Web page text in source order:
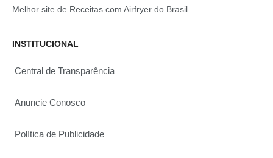
Melhor site de Receitas com Airfryer do Brasil
INSTITUCIONAL
Central de Transparência
Anuncie Conosco
Política de Publicidade